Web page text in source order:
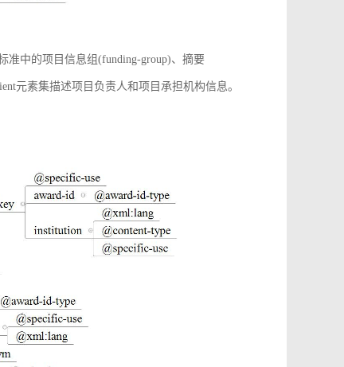
准中的项目信息组(funding-group)、摘要
元素集描述项目负责人和项目承担机构信息。